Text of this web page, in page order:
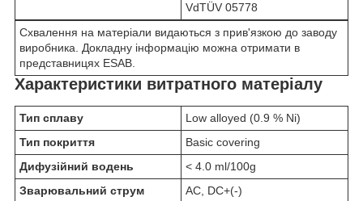
VdTÜV 05778
Схвалення на матеріали видаються з прив'язкою до заводу
виробника. Докладну інформацію можна отримати в
представницях ESAB.
Характеристики витратного матеріалу
Тип сплаву
Low alloyed (0.9 % Ni)
Тип покриття
Basic covering
Дифузійний водень
< 4.0 ml/100g
Зварювальний струм
AC, DC+(-)